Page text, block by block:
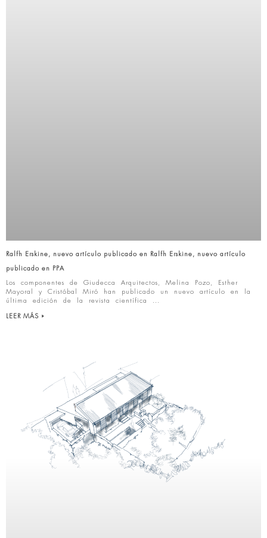
Ralfh Erskine, nuevo artículo publicado en Ralfh Erskine, nuevo artículo
publicado en PPA
Los componentes de Giudecca Arquitectos, Melina Pozo, Esther
Mayoral y Cristóbal Miró han publicado un nuevo artículo en la
última edición de la revista científica
LEER MÁS »